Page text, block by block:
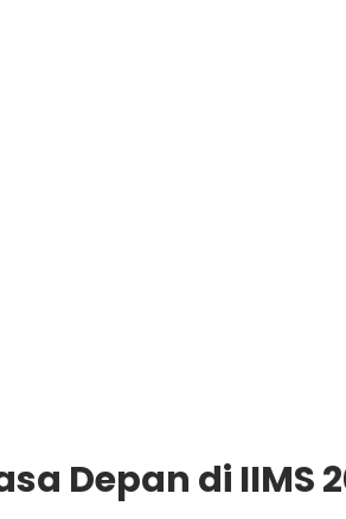
Depan di IIMS